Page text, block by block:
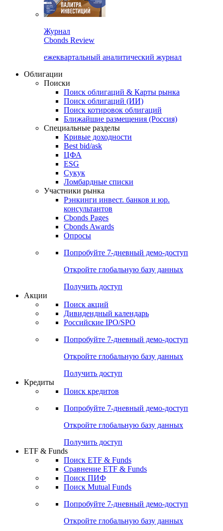
Журнал
Cbonds Review
ежеквартальный аналитический журнал
Облигации
Поиски
Поиск облигаций & Карты рынка
Поиск облигаций (ИИ)
Поиск котировок облигаций
Ближайшие размещения (Россия)
Специальные разделы
Кривые доходности
Best bid/ask
ЦФА
ESG
Сукук
Ломбардные списки
Участники рынка
Рэнкинги инвест. банков и юр.
консультантов
Cbonds Pages
Cbonds Awards
Опросы
Попробуйте 7-дневный демо-доступ
Откройте глобальную базу данных
Получить доступ
Акции
Поиск акций
Дивидендный календарь
Российские IPO/SPO
Попробуйте 7-дневный демо-доступ
Откройте глобальную базу данных
Получить доступ
Кредиты
Поиск кредитов
Попробуйте 7-дневный демо-доступ
Откройте глобальную базу данных
Получить доступ
ETF & Funds
Поиск ETF & Funds
Сравнение ETF & Funds
Поиск ПИФ
Поиск Mutual Funds
Попробуйте 7-дневный демо-доступ
Откройте глобальную базу данных